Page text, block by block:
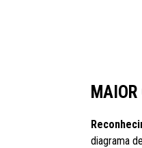
MAIOR
diagrama